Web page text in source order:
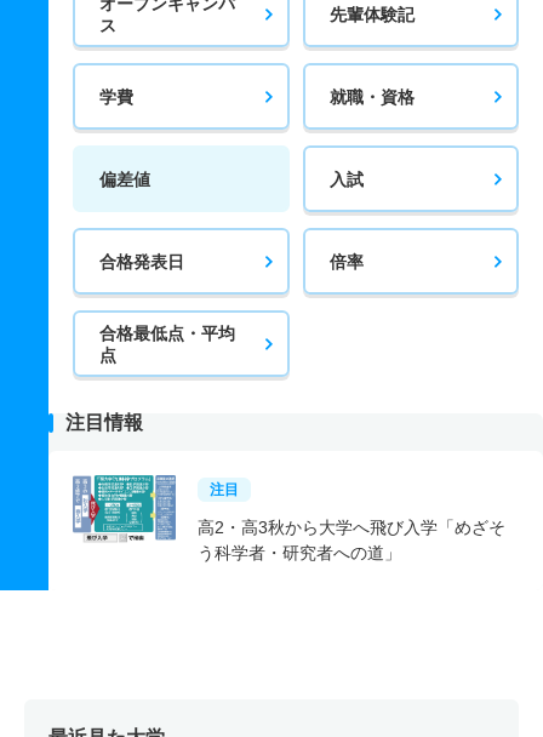
ス
先輩体験記
学費 就職・資格
偏差値 入試
合格発表日 倍率
合格最低点・平均
点
注目情報
注目
高2・高3秋から大学へ飛び入学「めざそ
う科学者・研究者への道」